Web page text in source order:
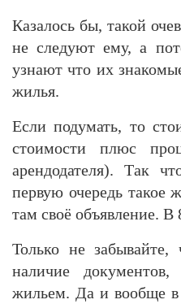
Казалось бы, такой
не следуют ему, а
узнают что их
жилья.
Если подумать, то
стоимости плюс
арендодателя). Так
первую очередь такое
там своё объявление. В
Только не
наличие
жильем. Да и вообще в